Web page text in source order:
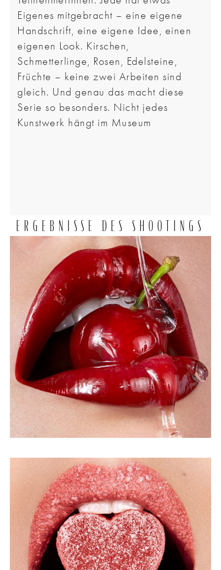
Eigenes mitgebracht – eine eigene
Handschrift, eine eigene Idee, einen
eigenen Look. Kirschen,
Schmetterlinge, Rosen, Edelsteine,
Früchte – keine zwei Arbeiten sind
gleich. Und genau das macht diese
Serie so besonders. Nicht jedes
Kunstwerk hängt im Museum
ERGEBNISSE DES SHOOTINGS